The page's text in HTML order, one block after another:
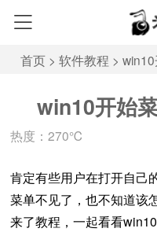
首页 > 软件教程 >
win10开始
热度：270℃
肯定有些用户在打开自己
菜单不见了，也不知道该
来了教程，一起看看